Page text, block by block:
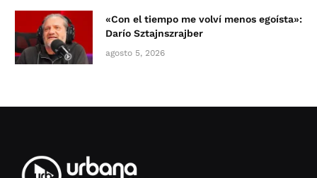
«Con el tiempo me volví menos egoísta»:
Darío Sztajnszrajber
agosto 5, 2026